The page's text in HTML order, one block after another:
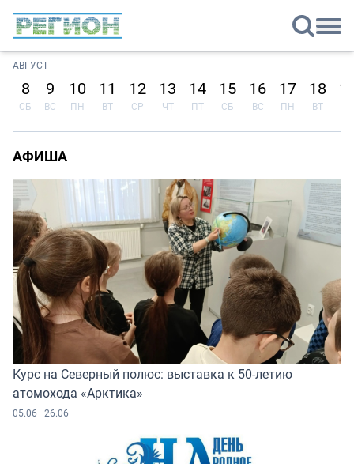
АВГУСТ
8
СБ
9
ВС
10
ПН
11
ВТ
12
СР
13
ЧТ
14
ПТ
15
СБ
16
ВС
17
ПН
18
ВТ
АФИША
Курс на Северный полюс: выставка к 50-летию
атомохода «Арктика»
05.06—26.06